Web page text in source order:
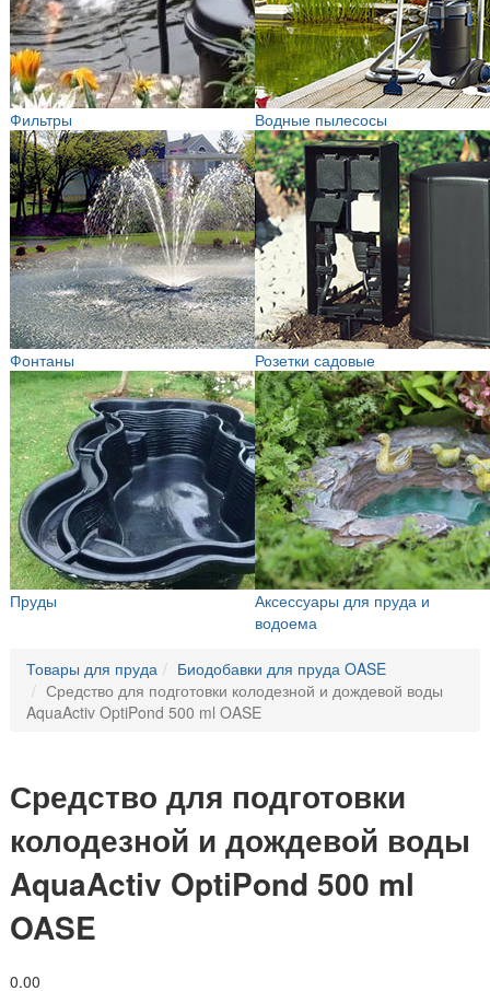
Фильтры Водные пылесосы
Фонтаны Розетки садовые
Пруды
Аксессуары для пруда и
водоема
Товары для пруда
Биодобавки для пруда OASE
Средство для подготовки колодезной и дождевой воды
AquaActiv OptiPond 500 ml OASE
Средство для подготовки
колодезной и дождевой воды
AquaActiv OptiPond 500 ml
OASE
0.00